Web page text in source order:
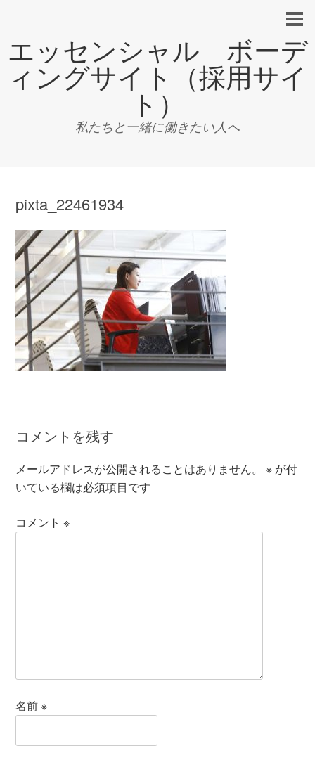
エッセンシャル ボーデ
ィングサイト（採用サイ
ト）
私たちと一緒に働きたい人へ
pixta_22461934
コメントを残す
メールアドレスが公開されることはありません。 ※ が付
いている欄は必須項目です
コメント※
名前※